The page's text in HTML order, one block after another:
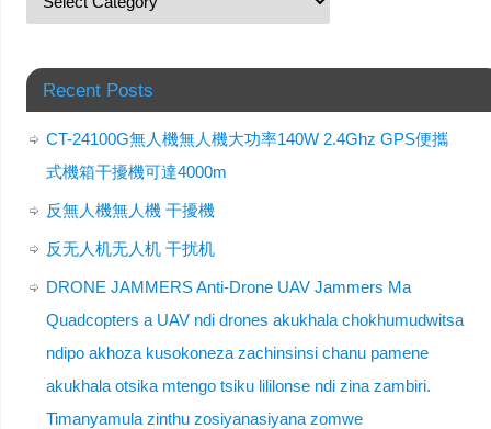
Recent Posts
CT-24100G無人機無人機大功率140W 2.4Ghz GPS便攜
式機箱干擾機可達4000m
反無人機無人機 干擾機
反无人机无人机 干扰机
DRONE JAMMERS Anti-Drone UAV Jammers Ma
Quadcopters a UAV ndi drones akukhala chokhumudwitsa
ndipo akhoza kusokoneza zachinsinsi chanu pamene
akukhala otsika mtengo tsiku lililonse ndi zina zambiri.
Timanyamula zinthu zosiyanasiyana zomwe